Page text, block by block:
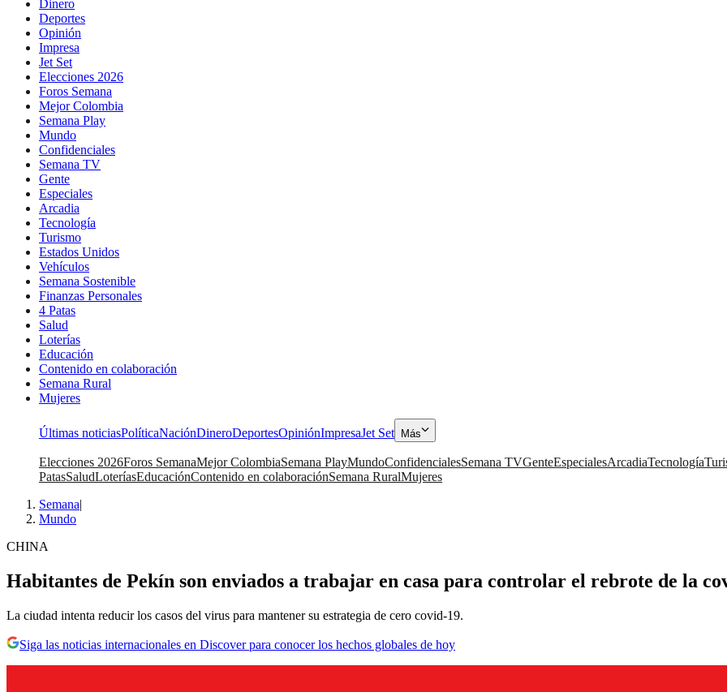
Dinero
Deportes
Opinión
Impresa
Jet Set
Elecciones 2026
Foros Semana
Mejor Colombia
Semana Play
Mundo
Confidenciales
Semana TV
Gente
Especiales
Arcadia
Tecnología
Turismo
Estados Unidos
Vehículos
Semana Sostenible
Finanzas Personales
4 Patas
Salud
Loterías
Educación
Contenido en colaboración
Semana Rural
Mujeres
Últimas noticiasPolíticaNaciónDineroDeportesOpiniónImpresaJet Set Más
Elecciones 2026Foros SemanaMejor ColombiaSemana PlayMundoConfidencialesSemana TVGenteEspecialesArcadiaTecnología
PatasSaludLoteríasEducaciónContenido en colaboraciónSemana RuralMujeres
Semana|
Mundo
CHINA
Habitantes de Pekín son enviados a trabajar en casa para controlar el rebrote de la
La ciudad intenta reducir los casos del virus para mantener su estrategia de cero covid-19.
Siga las noticias internacionales en Discover para conocer los hechos globales de hoy